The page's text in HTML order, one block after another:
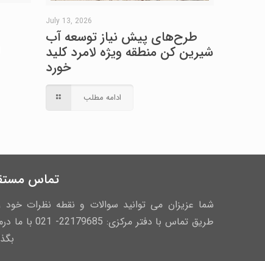
July 13, 2026
طرح‌های پیش نیاز توسعه آب
شیرین کن منطقه ویژه لامرد کلید
خورد
ادامه مطلب
تماس
شما عزیزان می توانید سوالات و نقطه نظرات خود
طریق تماس با دفتر مرکزی: